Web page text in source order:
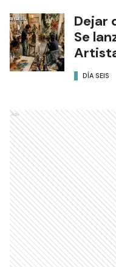
Dejar
Se
DÍA SEIS
Ads